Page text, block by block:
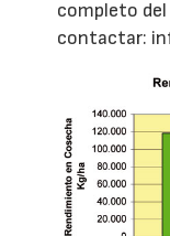
completo
contactar: